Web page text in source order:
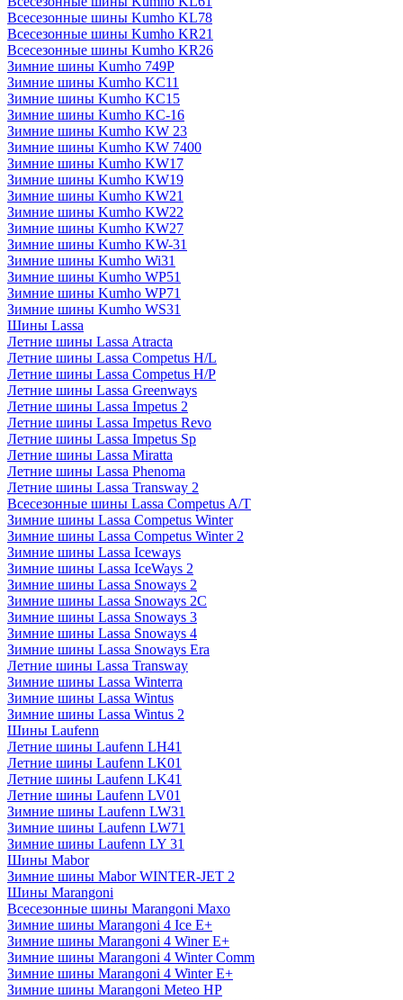
Всесезонные шины Kumho KL78
Всесезонные шины Kumho KR21
Всесезонные шины Kumho KR26
Зимние шины Kumho 749P
Зимние шины Kumho KC11
Зимние шины Kumho KC15
Зимние шины Kumho KC-16
Зимние шины Kumho KW 23
Зимние шины Kumho KW 7400
Зимние шины Kumho KW17
Зимние шины Kumho KW19
Зимние шины Kumho KW21
Зимние шины Kumho KW22
Зимние шины Kumho KW27
Зимние шины Kumho KW-31
Зимние шины Kumho Wi31
Зимние шины Kumho WP51
Зимние шины Kumho WP71
Зимние шины Kumho WS31
Шины Lassa
Летние шины Lassa Atracta
Летние шины Lassa Competus H/L
Летние шины Lassa Competus H/P
Летние шины Lassa Greenways
Летние шины Lassa Impetus 2
Летние шины Lassa Impetus Revo
Летние шины Lassa Impetus Sp
Летние шины Lassa Miratta
Летние шины Lassa Phenoma
Летние шины Lassa Transway 2
Всесезонные шины Lassa Competus A/T
Зимние шины Lassa Competus Winter
Зимние шины Lassa Competus Winter 2
Зимние шины Lassa Iceways
Зимние шины Lassa IceWays 2
Зимние шины Lassa Snoways 2
Зимние шины Lassa Snoways 2C
Зимние шины Lassa Snoways 3
Зимние шины Lassa Snoways 4
Зимние шины Lassa Snoways Era
Летние шины Lassa Transway
Зимние шины Lassa Winterra
Зимние шины Lassa Wintus
Зимние шины Lassa Wintus 2
Шины Laufenn
Летние шины Laufenn LH41
Летние шины Laufenn LK01
Летние шины Laufenn LK41
Летние шины Laufenn LV01
Зимние шины Laufenn LW31
Зимние шины Laufenn LW71
Зимние шины Laufenn LY 31
Шины Mabor
Зимние шины Mabor WINTER-JET 2
Шины Marangoni
Всесезонные шины Marangoni Maxo
Зимние шины Marangoni 4 Ice E+
Зимние шины Marangoni 4 Winer E+
Зимние шины Marangoni 4 Winter Comm
Зимние шины Marangoni 4 Winter E+
Зимние шины Marangoni Meteo HP